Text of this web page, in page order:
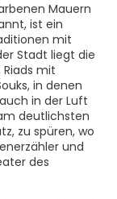
Mauern
ist ein
mit
Stadt liegt die
mit
in denen
in der Luft
deutlichsten
zu spüren, wo
und
des